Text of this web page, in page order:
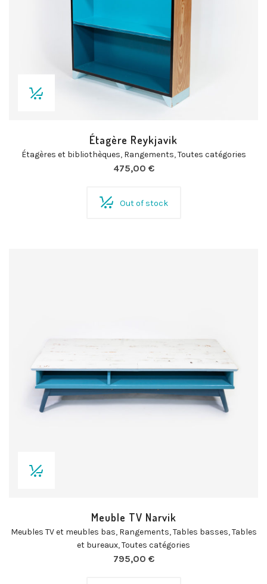
Étagère Reykjavik
Étagères et bibliothèques, Rangements,Toutes catégories
475,00 €
Out of stock
Meuble TV Narvik
Meubles TV et meubles bas, Rangements,Tables basses,Tables
et bureaux,Toutes catégories
795,00 €